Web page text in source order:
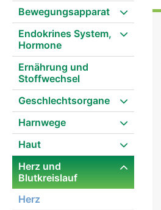
Bewegungsapparat
Endokrines System,
Hormone
Ernährung und
Stoffwechsel
Geschlechtsorgane
Harnwege
Haut
Herz und
Blutkreislauf
Herz